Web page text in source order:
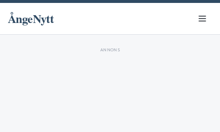
ÅngeNytt
ANNONS